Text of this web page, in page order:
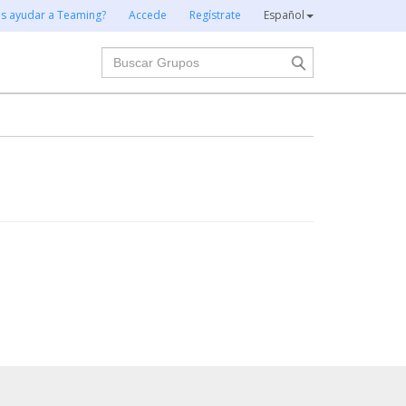
ayudar a Teaming? Accede Regístrate Español
Buscar